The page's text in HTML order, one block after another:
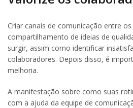
Criar canais de comunicação entre
compartilhamento de ideias de
surgir, assim como identificar
colaboradores. Depois disso, é
melhoria.
A manifestação sobre como suas
com a ajuda da equipe de